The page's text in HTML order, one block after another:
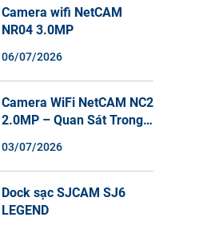
Camera wifi NetCAM
NR04 3.0MP
06/07/2026
Camera WiFi NetCAM NC2
2.0MP – Quan Sát Trong
Màu Ban Đêm, Đàm Thoại
2 Chiều
03/07/2026
Dock sạc SJCAM SJ6
LEGEND